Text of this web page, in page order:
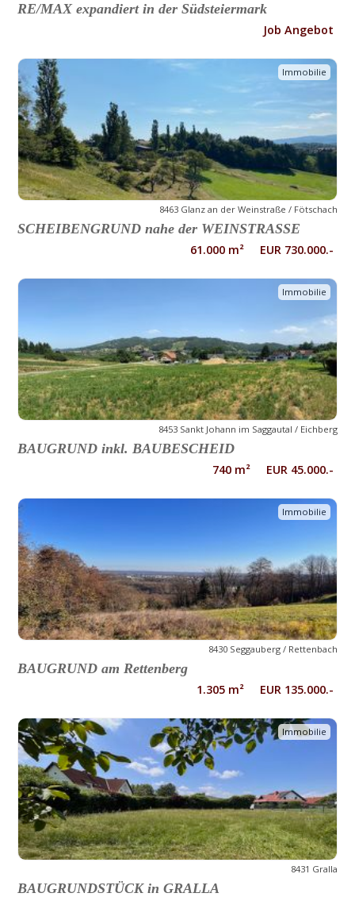
RE/MAX expandiert in der Südsteiermark
Job Angebot
Immobilie
8463 Glanz an der Weinstraße / Fötschach
SCHEIBENGRUND nahe der WEINSTRASSE
61.000 m² EUR 730.000.-
Immobilie
8453 Sankt Johann im Saggautal / Eichberg
BAUGRUND inkl. BAUBESCHEID
740 m² EUR 45.000.-
Immobilie
8430 Seggauberg / Rettenbach
BAUGRUND am Rettenberg
1.305 m² EUR 135.000.-
Immobilie
8431 Gralla
BAUGRUNDSTÜCK in GRALLA